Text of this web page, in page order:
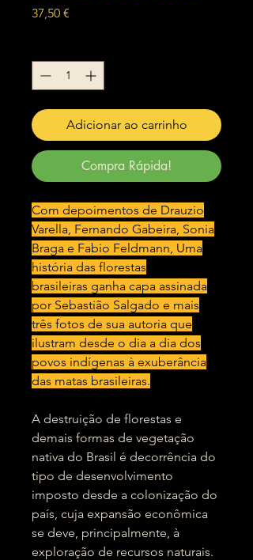
37,50 €
Adicionar ao carrinho
Compra Rápida!
Com depoimentos de Drauzio
Varella, Fernando Gabeira, Sonia
Braga e Fabio Feldmann, Uma
história das florestas
brasileiras ganha capa assinada
por Sebastião Salgado e mais
três fotos de sua autoria que
ilustram desde o dia a dia dos
povos indígenas à exuberância
das matas brasileiras.
A destruição de florestas e
demais formas de vegetação
nativa do Brasil é decorrência do
tipo de desenvolvimento
imposto desde a colonização do
país, cuja expansão econômica
se deve, principalmente, à
exploração de recursos naturais.